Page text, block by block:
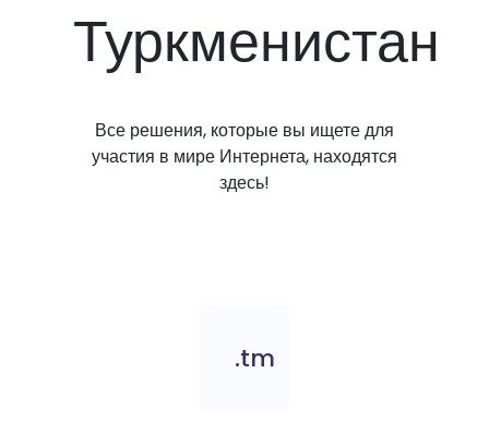
Туркменистан
Все решения, которые вы ищете для
участия в мире Интернета, находятся
здесь!
.tm